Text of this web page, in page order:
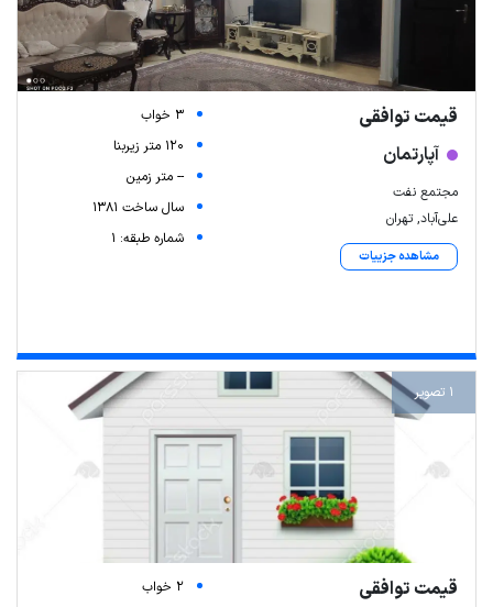
قیمت توافقی
آپارتمان
مجتمع نفت
علی‌آباد, تهران
مشاهده جزییات
3 خواب
120 متر زیربنا
-- متر زمین
سال ساخت 1381
شماره طبقه: 1
1 تصویر
قیمت توافقی
2 خواب